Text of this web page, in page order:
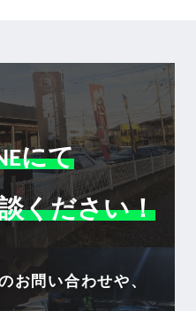
にて
ください！
お問い合わせや、